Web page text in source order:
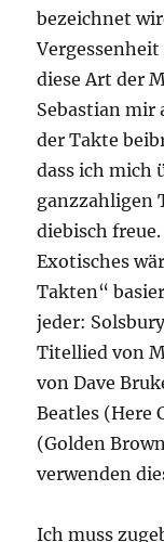
bezeichnet
diese Art der
Sebastian mir
der Takte
dass ich mich
ganzzahligen
diebisch
Exotisches
Takten“
jeder:
Titellied von
von Dave
Beatles (Here
(Golden
verwenden
Ich muss